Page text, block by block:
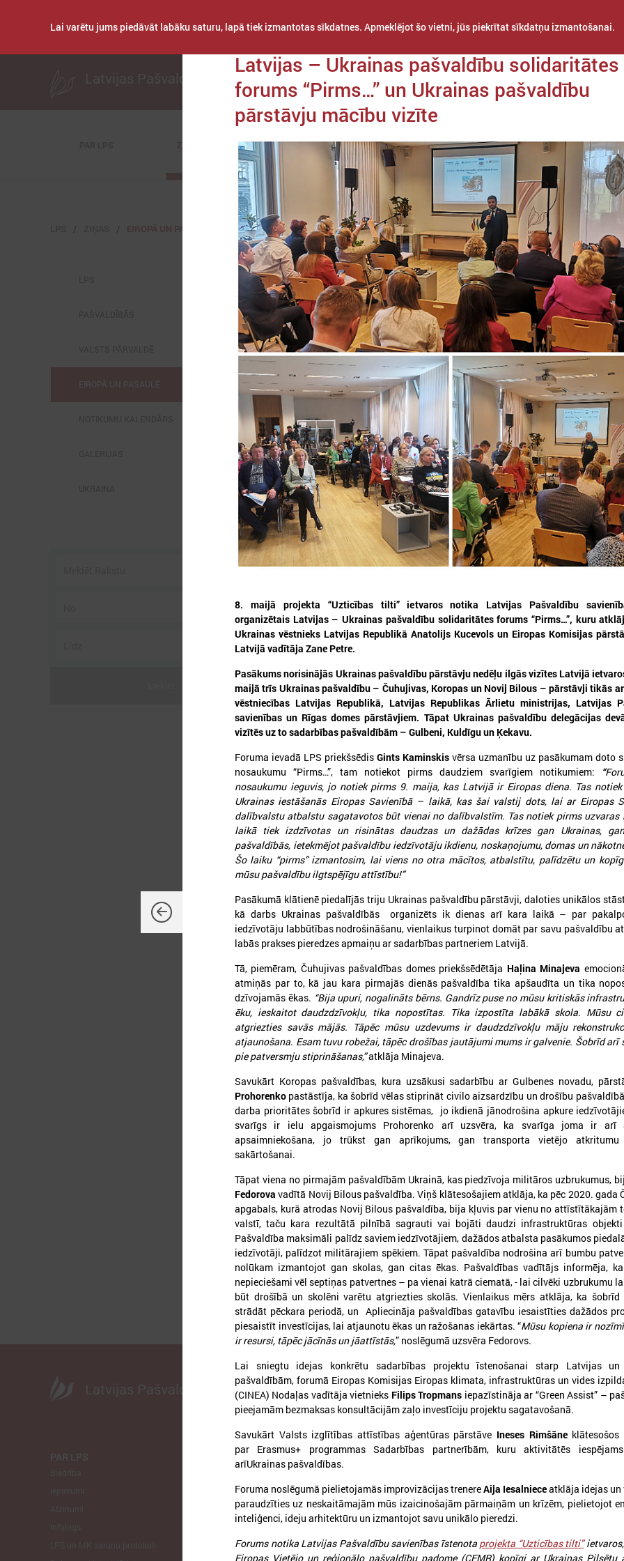
Lai varētu jums piedāvāt labāku saturu, lapā tiek izmantotas sīkdatnes. Apmeklējot šo vietni, jūs piekrītat sīkdatņu izmantošanai.
Latvijas Pašvaldību savienība
KOMITEJAS
STARPTAUTISKĀ
SADARBĪBA
PROJEKTI APVIENĪBAS
2026. gada 05. augusts
LPS aicina piedalīties seminārā
“Stiprinot vietējās kopienas
krīzē" 11. augustā, Cēsīs
latvijas Pašvaldību savienība sadarbībā ar
Cēsu novada pašvaldību aicina piedalīties
seminārā “Stiprinot vietējās kopienas krīzē:
proaktīva rīcība un pieredzes apmaiņa starp
Ukrainas un ES pašvaldībām”, kas notiks šī
gada 11.augustā no plkst.10.00 līdz 15.30
2026. gada 19. jūnijs
Latvijas pašvaldības
pieteikties
Ukrainas
starptautiskai balvai
Eiropas Pašvaldību un
sadarbībā ar “U-LEAD with
Latvijas Pašvaldību
pieteikšanos starptautiskai
sadarbības balvai “Uzticības
balva 2026”.
LPS Azerbaidžānā piedalās
vērienīgajā Pasaules pilsētu
forumā
LPS Azerbaidžānā piedalās vērienīgajā
Pasaules pilsētu forumā
Baltijas jūras
sākas ar
sadarbību un rīcību
No 11. līdz 13. maijam Tallinā
EUSBSR ikgadējais forums,
valdību un pašvaldību
veidotājus, pētniekus un
2026. gada 21. aprīlis
Kohēzijas politika pēc 2027.
gada: pašvaldību loma, drošība
un lauksaimniecības nākotne
notikušajās sanāksmēs aktīvāko diskusiju
centrā izskanēja jautājums par kohēzijas
politiku pēc 2027. gada, uzsverot pašvaldību,
jo īpaši Eiropas Savienības austrumu
robežas reģionu lomu.
2026. gada 26. marts
Somijas Vesilahti
delegācija viesojas
Pašvaldību savienībā
viesojas Latvijas Pašvaldību
Ielādēt vecākus
Publicēts: 2023. gada 09. maijs
Latvijas – Ukrainas pašvaldību solidaritātes
forums “Pirms…” un Ukrainas pašvaldību
pārstāvju mācību vizīte
8. maijā projekta “Uzticības tilti” ietvaros notika Latvijas Pašvaldību
organizētais Latvijas – Ukrainas pašvaldību solidaritātes forums “Pirms…”, kuru
Ukrainas vēstnieks Latvijas Republikā Anatolijs Kucevols un Eiropas Komisijas
Latvijā vadītāja Zane Petre.
Pasākums norisinājās Ukrainas pašvaldību pārstāvju nedēļu ilgās vizītes Latvijā
maijā trīs Ukrainas pašvaldību – Čuhujivas, Koropas un Novij Bilous – pārstāvji tikās
vēstniecības Latvijas Republikā, Latvijas Republikas Ārlietu ministrijas, Latvijas
savienības un Rīgas domes pārstāvjiem. Tāpat Ukrainas pašvaldību delegācijas
vizītēs uz to sadarbības pašvaldībām – Gulbeni, Kuldīgu un Ķekavu.
Foruma ievadā LPS priekšsēdis Gints Kaminskis vērsa uzmanību uz pasākumam doto
nosaukumu “Pirms…”, tam notiekot pirms daudziem svarīgiem notikumiem:
“F
nosaukumu ieguvis, jo notiek pirms 9. maija, kas Latvijā ir Eiropas diena. Tas
Ukrainas iestāšanās Eiropas Savienībā – laikā, kas šai valstij dots, lai ar Eiropas
dalībvalstu atbalstu sagatavotos būt vienai no dalībvalstīm. Tas notiek pirms uzvaras
laikā tiek izdzīvotas un risinātas daudzas un dažādas krīzes gan Ukrainas,
pašvaldībās, ietekmējot pašvaldību iedzīvotāju ikdienu, noskaņojumu, domas un
Šo laiku “pirms” izmantosim, lai viens no otra mācītos, atbalstītu, palīdzētu un
mūsu pašvaldību ilgtspējīgu attīstību!”
Pasākumā klātienē piedalījās triju Ukrainas pašvaldību pārstāvji, daloties unikālos
kā darbs Ukrainas pašvaldībās organizēts ik dienas arī kara laikā – par
iedzīvotāju labbūtības nodrošināšanu, vienlaikus turpinot domāt par savu pašvaldību
labās prakses pieredzes apmaiņu ar sadarbības partneriem Latvijā.
Tā, piemēram, Čuhujivas pašvaldības domes priekšsēdētāja Haļina Minajeva
atmiņās par to, kā jau kara pirmajās dienās pašvaldība tika apšaudīta un tika
dzīvojamās ēkas. “Bija upuri, nogalināts bērns. Gandrīz puse no mūsu kritiskās
ēku, ieskaitot daudzdzīvokļu, tika nopostītas. Tika izpostīta labākā skola. Mūsu
atgriezties savās mājās. Tāpēc mūsu uzdevums ir daudzdzīvokļu māju
atjaunošana. Esam tuvu robežai, tāpēc drošības jautājumi mums ir galvenie. Šobrīd arī
pie patversmju stiprināšanas,”atklāja Minajeva.
Savukārt Koropas pašvaldības, kura uzsākusi sadarbību ar Gulbenes novadu,
Prohorenko pastāstīja, ka šobrīd vēlas stiprināt civilo aizsardzību un drošību
darba prioritātes šobrīd ir apkures sistēmas, jo ikdienā jānodrošina apkure
svarīgs ir ielu apgaismojums Prohorenko arī uzsvēra, ka svarīga joma ir arī
apsaimniekošana, jo trūkst gan aprīkojums, gan transporta vietējo atkritumu
sakārtošanai.
Tāpat viena no pirmajām pašvaldībām Ukrainā, kas piedzīvoja militāros uzbrukumus,
Fedorovavadītā Novij Bilous pašvaldība. Viņš klātesošajiem atklāja, ka pēc 2020. gada
apgabals, kurā atrodas Novij Bilous pašvaldība, bija kļuvis par vienu no attīstītākajām
valstī, taču kara rezultātā pilnībā sagrauti vai bojāti daudzi infrastruktūras
Pašvaldība maksimāli palīdz saviem iedzīvotājiem, dažādos atbalsta pasākumos
iedzīvotāji, palīdzot militārajiem spēkiem. Tāpat pašvaldība nodrošina arī bumbu
nolūkam izmantojot gan skolas, gan citas ēkas. Pašvaldības vadītājs informēja,
nepieciešami vēl septiņas patvertnes – pa vienai katrā ciematā, - lai cilvēki uzbrukumu
būt drošībā un skolēni varētu atgriezties skolās. Vienlaikus mērs atklāja, ka šobrīd
strādāt pēckara periodā, un Apliecināja pašvaldības gatavību iesaistīties dažādos
piesaistīt investīcijas, lai atjaunotu ēkas un ražošanas iekārtas. “Mūsu kopiena ir
ir resursi, tāpēc jācīnās un jāattīstās,” noslēgumā uzsvēra Fedorovs.
Lai sniegtu idejas konkrētu sadarbības projektu īstenošanai starp Latvijas un
pašvaldībām, forumā Eiropas Komisijas Eiropas klimata, infrastruktūras un vides
(CINEA) Nodaļas vadītāja vietnieks Filips Tropmans iepazīstināja ar “Green Assist” –
pieejamām bezmaksas konsultācijām zaļo investīciju projektu sagatavošanā.
Savukārt Valsts izglītības attīstības aģentūras pārstāve Ineses Rimšāne klātesošos
par Erasmus+ programmas Sadarbības partnerībām, kuru aktivitātēs
arīUkrainas pašvaldības.
Foruma noslēgumā pielietojamās improvizācijas trenereAija Iesalnieceatklāja idejas un
paraudzīties uz neskaitāmajām mūs izaicinošajām pārmaiņām un krīzēm, pielietojot
inteliģenci, ideju arhitektūru un izmantojot savu unikālo pieredzi.
Forums notika Latvijas Pašvaldību savienības īstenota projekta “Uzticības tilti”
Eiropas Vietējo un reģionālo pašvaldību padome (CEMR) kopīgi ar Ukrainas Pilsētu
Latvijas Pašvaldību savienība
KOMITEJAS
Finanšu un ekonomikas komiteja
Izglītības un kultūras komiteja
Veselības un sociālo jautājumu komiteja
Reģionālās attīstības un sadarbības komiteja
Tautsaimniecības komiteja
PROJEKTI
Īstenotie projekti
APVIENĪBAS
Reģionālo attīstības centru un novadu